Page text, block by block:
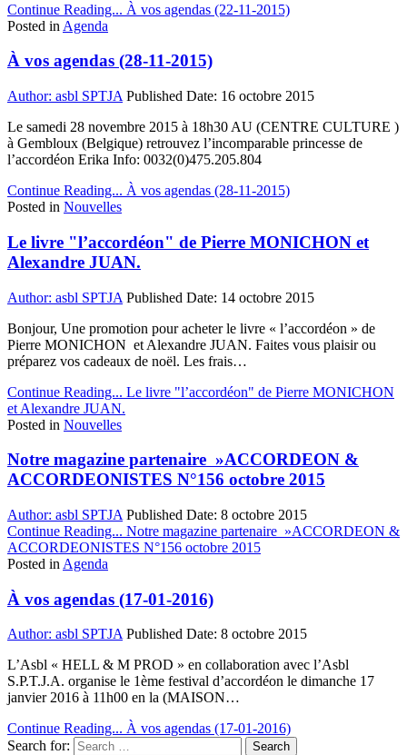
Continue Reading... À vos agendas (22-11-2015)
Posted in Agenda
À vos agendas (28-11-2015)
Author: asbl SPTJA Published Date: 16 octobre 2015
Le samedi 28 novembre 2015 à 18h30 AU (CENTRE CULTURE )
à Gembloux (Belgique) retrouvez l’incomparable princesse de
l’accordéon Erika Info: 0032(0)475.205.804
Continue Reading... À vos agendas (28-11-2015)
Posted in Nouvelles
Le livre "l’accordéon" de Pierre MONICHON et
Alexandre JUAN.
Author: asbl SPTJA Published Date: 14 octobre 2015
Bonjour, Une promotion pour acheter le livre « l’accordéon » de
Pierre MONICHON et Alexandre JUAN. Faites vous plaisir ou
préparez vos cadeaux de noël. Les frais…
Continue Reading... Le livre "l’accordéon" de Pierre MONICHON
et Alexandre JUAN.
Posted in Nouvelles
Notre magazine partenaire »ACCORDEON &
ACCORDEONISTES N°156 octobre 2015
Author: asbl SPTJA Published Date: 8 octobre 2015
Continue Reading... Notre magazine partenaire »ACCORDEON &
ACCORDEONISTES N°156 octobre 2015
Posted in Agenda
À vos agendas (17-01-2016)
Author: asbl SPTJA Published Date: 8 octobre 2015
L’Asbl « HELL & M PROD » en collaboration avec l’Asbl
S.P.T.J.A. organise le 1ème festival d’accordéon le dimanche 17
janvier 2016 à 11h00 en la (MAISON…
Continue Reading... À vos agendas (17-01-2016)
Search for: